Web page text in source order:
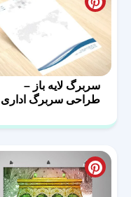
سربرگ لایه باز –
طراحی سربرگ اداری